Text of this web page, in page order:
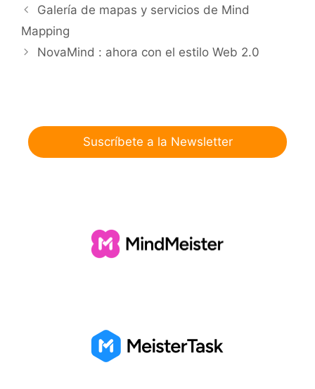
empresa MindProject,
Desarrollo de Innovación
para…
Galería de mapas y servicios de Mind
Mapping
NovaMind : ahora con el estilo Web 2.0
Suscríbete a la Newsletter